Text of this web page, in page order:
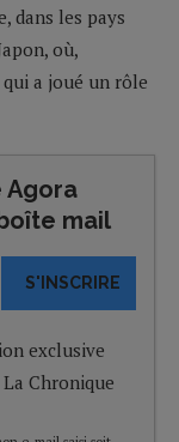
dans les pays
où,
qui a joué un rôle
Agora
mail
S'INSCRIRE
exclusive
Chronique